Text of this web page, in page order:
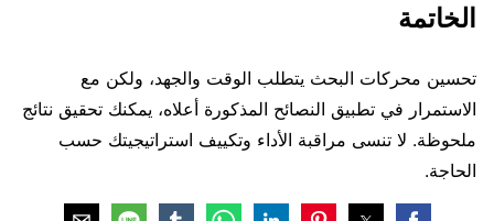
الخاتمة
تحسين محركات البحث يتطلب الوقت والجهد، ولكن مع
الاستمرار في تطبيق النصائح المذكورة أعلاه، يمكنك تحقيق نتائج
ملحوظة. لا تنسى مراقبة الأداء وتكييف استراتيجيتك حسب
الحاجة.